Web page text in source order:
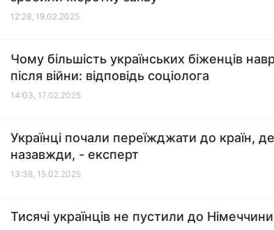
12:28, 19.02.2025
Чому більшість українських біженців
після війни: відповідь соціолога
14:03, 17.02.2025
Українці почали переїжджати до країн,
назавжди, - експерт
13:38, 15.02.2025
Тисячі українців не пустили до